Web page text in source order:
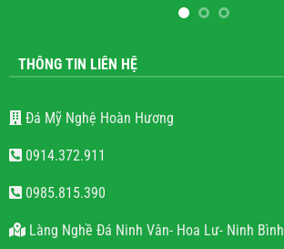
THÔNG TIN LIÊN HỆ
Đá Mỹ Nghệ Hoàn Hương
0914.372.911
0985.815.390
Làng Nghề Đá Ninh Vân- Hoa Lư- Ninh Bình